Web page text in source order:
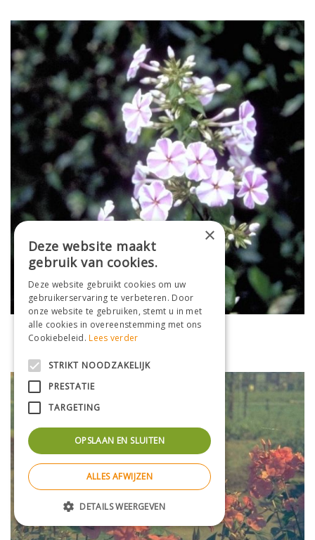
Flox
Phlox 'Natascha'
×
Deze website maakt
gebruik van cookies.
Deze website gebruikt cookies om uw
gebruikerservaring te verbeteren. Door
onze website te gebruiken, stemt u in met
alle cookies in overeenstemming met ons
Cookiebeleid.Lees verder
STRIKT NOODZAKELIJK
PRESTATIE
TARGETING
OPSLAAN EN SLUITEN
ALLES AFWIJZEN
DETAILS WEERGEVEN